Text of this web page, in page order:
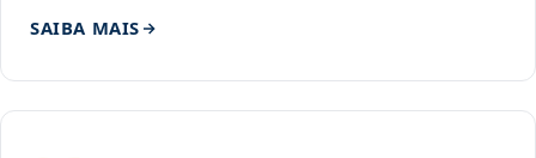
SAIBA MAIS